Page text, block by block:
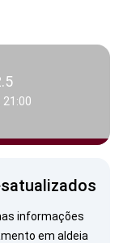
21:00
informações
em aldeia